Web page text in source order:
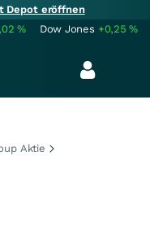
Depot eröffnen
% Dow Jones +0,25%
Aktie